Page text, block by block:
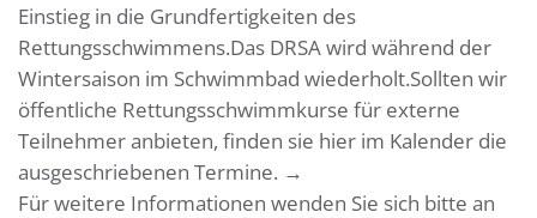
Einstieg in die Grundfertigkeiten des
Rettungsschwimmens.Das DRSA wird während der
Wintersaison im Schwimmbad wiederholt.Sollten wir
öffentliche Rettungsschwimmkurse für externe
Teilnehmer anbieten, finden sie hier im Kalender die
ausgeschriebenen Termine. →
Für weitere Informationen wenden Sie sich bitte an